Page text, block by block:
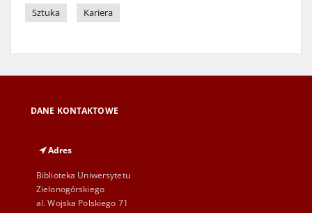
Sztuka
Kariera
DANE KONTAKTOWE
Adres
Biblioteka Uniwersytetu
Zielonogórskiego
al. Wojska Polskiego 71